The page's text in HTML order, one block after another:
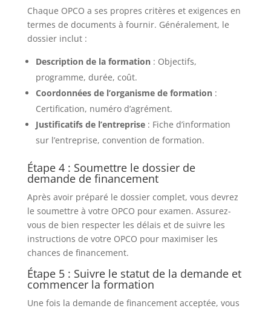
Chaque OPCO a ses propres critères et exigences en
termes de documents à fournir. Généralement, le
dossier inclut :
Description de la formation: Objectifs,
programme, durée, coût.
Coordonnées de l’organisme de formation:
Certification, numéro d’agrément.
Justificatifs de l’entreprise: Fiche d’information
sur l’entreprise, convention de formation.
Étape 4 : Soumettre le dossier de
demande de financement
Après avoir préparé le dossier complet, vous devrez
le soumettre à votre OPCO pour examen. Assurez-
vous de bien respecter les délais et de suivre les
instructions de votre OPCO pour maximiser les
chances de financement.
Étape 5 : Suivre le statut de la demande et
commencer la formation
Une fois la demande de financement acceptée, vous